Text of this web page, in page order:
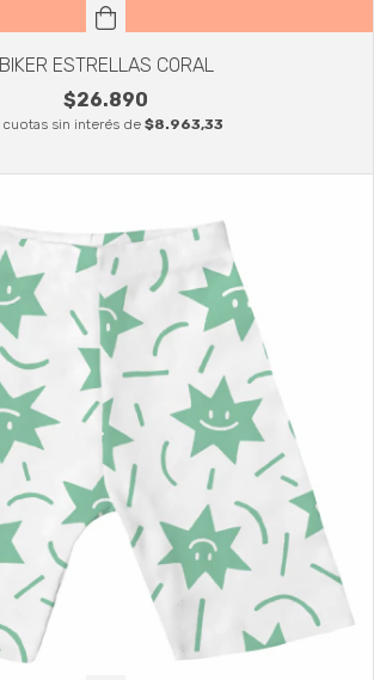
BIKER ESTRELLAS CORAL
$26.890
cuotas sin interés de $8.963,33